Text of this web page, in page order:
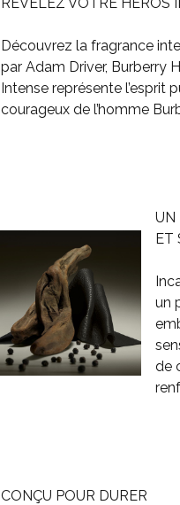
Découvrez la fragrance
par Adam Driver, Burberry
Intense représente l’esprit
courageux de l’homme
UN
ET
un
de
CONÇU POUR DURER